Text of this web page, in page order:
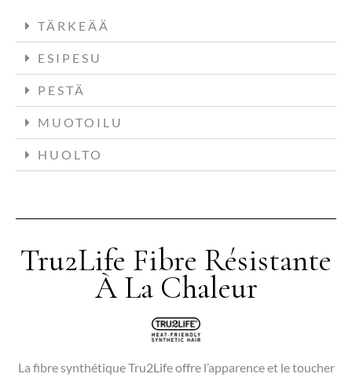
TÄRKEÄÄ
ESIPESU
PESTÄ
MUOTOILU
HUOLTO
Tru2Life Fibre Résistante
À La Chaleur
La fibre synthétique Tru2Life offre l’apparence et le toucher